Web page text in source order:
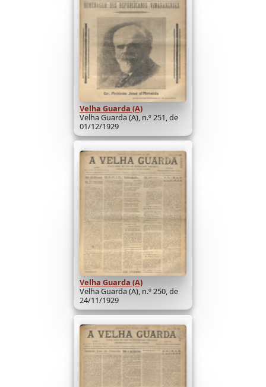
Velha Guarda (A)
Velha Guarda (A), n.º 251, de
01/12/1929
Velha Guarda (A)
Velha Guarda (A), n.º 250, de
24/11/1929